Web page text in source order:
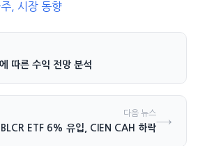
, 시장 동향
따른 수익 전망 분석
다음 뉴스
BLCR ETF 6% 유입, CIEN CAH 하락→